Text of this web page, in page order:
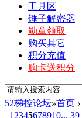
工具区
锤子解密器
勋章领取
购买其它
积分充值
购卡送积分
52梯控论坛»首页 ›
1 2345678910... 39